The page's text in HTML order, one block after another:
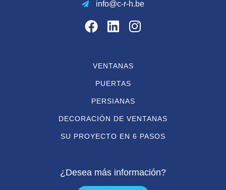
info@c-r-h.be
VENTANAS
PUERTAS
PERSIANAS
DECORACIÓN DE VENTANAS
SU PROYECTO EN 6 PASOS
¿Desea más información?